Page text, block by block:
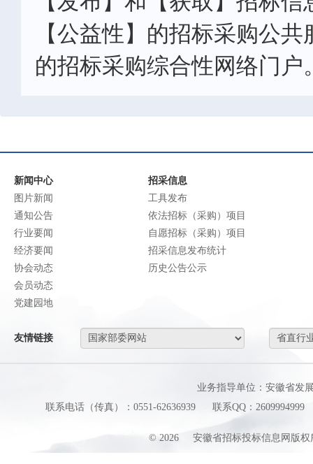
【公益性】的招标采购公
的招标采购综合性网络门户
新闻中心
图片新闻
通知公告
行业要闻
经济要闻
协会动态
会员动态
党建园地
招采信息
工具发布
依法招标（采购）项目
自愿招标（采购）项目
招采信息发布统计
历史公告公示
友情链接
业务指导单位：安徽省发
联系电话（传真）：0551-62636939
联系QQ：2609994999
© 2026 安徽省招标投标信息网版